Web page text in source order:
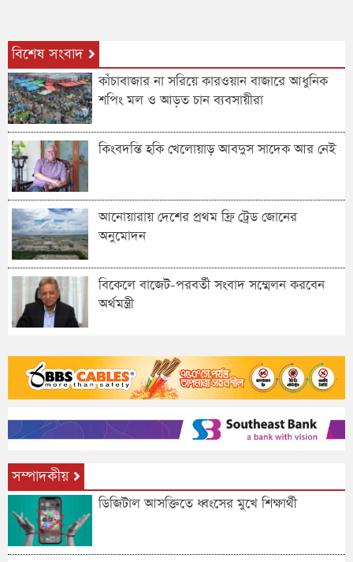
বিশেষ সংবাদ
কাঁচাবাজার না সরিয়ে কারওয়ান বাজারে আধুনিক
শপিং মল ও আড়ত চান ব্যবসায়ীরা
কিংবদন্তি হকি খেলোয়াড় আবদুস সাদেক আর নেই
আনোয়ারায় দেশের প্রথম ফ্রি ট্রেড জোনের
অনুমোদন
বিকেলে বাজেট-পরবর্তী সংবাদ সম্মেলন করবেন
অর্থমন্ত্রী
সম্পাদকীয়
ডিজিটাল আসক্তিতে ধ্বংসের মুখে শিক্ষার্থী